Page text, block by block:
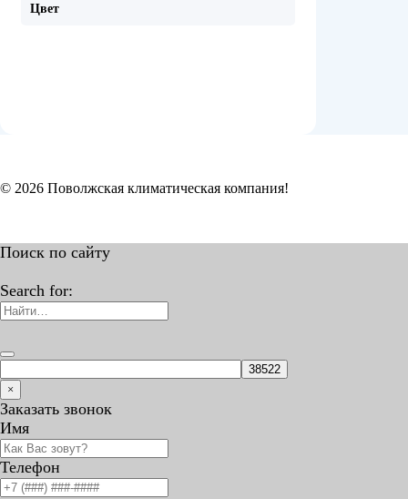
Цвет
© 2026 Поволжская климатическая компания!
Поиск по сайту
Search for:
×
Заказать звонок
Имя
Телефон